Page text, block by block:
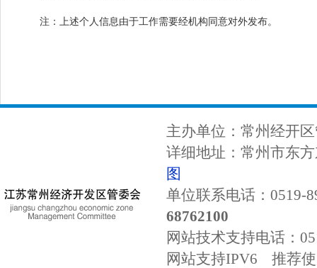
注：上述个人信息由于工作需要经机构同意对外发布。
主办单位：常州经开
详细地址：常州市东
图
单位联系电话：0519-
68762100
网站技术支持电话：
网站支持IPV6 推荐使